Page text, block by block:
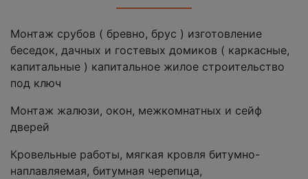
Монтаж срубов ( бревно, брус ) изготовление
беседок, дачных и гостевых домиков ( каркасные,
капитальные ) капитальное жилое строительство
под ключ
Монтаж жалюзи, окон, межкомнатных и сейф
дверей
Кровельные работы, мягкая кровля битумно-
наплавляемая, битумная черепица,